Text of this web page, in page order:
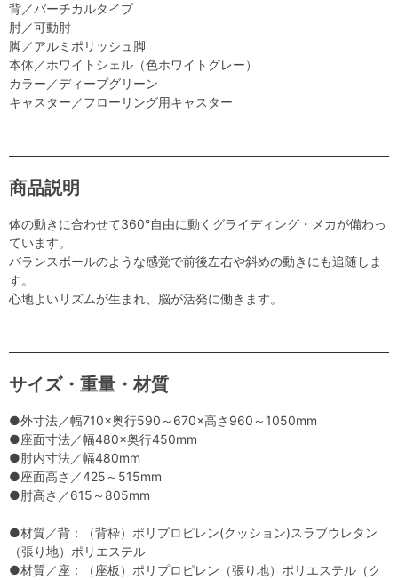
背／バーチカルタイプ
肘／可動肘
脚／アルミポリッシュ脚
本体／ホワイトシェル（色ホワイトグレー）
カラー／ディープグリーン
キャスター／フローリング用キャスター
商品説明
体の動きに合わせて360°自由に動くグライディング・メカが備わっ
ています。
バランスボールのような感覚で前後左右や斜めの動きにも追随しま
す。
心地よいリズムが生まれ、脳が活発に働きます。
サイズ・重量・材質
●外寸法／幅710×奥行590～670×高さ960～1050mm
●座面寸法／幅480×奥行450mm
●肘内寸法／幅480mm
●座面高さ／425～515mm
●肘高さ／615～805mm
●材質／背：（背枠）ポリプロピレン(クッション)スラブウレタン
（張り地）ポリエステル
●材質／座：（座板）ポリプロピレン（張り地）ポリエステル（ク